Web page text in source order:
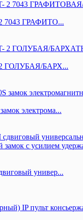
7043 ГРАФИТО...
ГОЛУБАЯ/БАРХ...
электрома...
универ...